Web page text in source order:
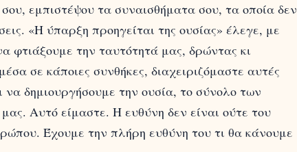
εμπιστέψου τα συναισθήματα σου, τα οποία δεν
«Η ύπαρξη προηγείται της ουσίας» έλεγε, με
φτιάξουμε την ταυτότητά μας, δρώντας κι
σε κάποιες συνθήκες, διαχειριζόμαστε αυτές
να δημιουργήσουμε την ουσία, το σύνολο των
Αυτό είμαστε. Η ευθύνη δεν είναι ούτε του
Έχουμε την πλήρη ευθύνη του τι θα κάνουμε